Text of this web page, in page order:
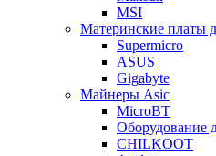
MSI
Материнские платы
Supermicro
ASUS
Gigabyte
Майнеры Asic
MicroBT
Оборудование
CHILKOOT